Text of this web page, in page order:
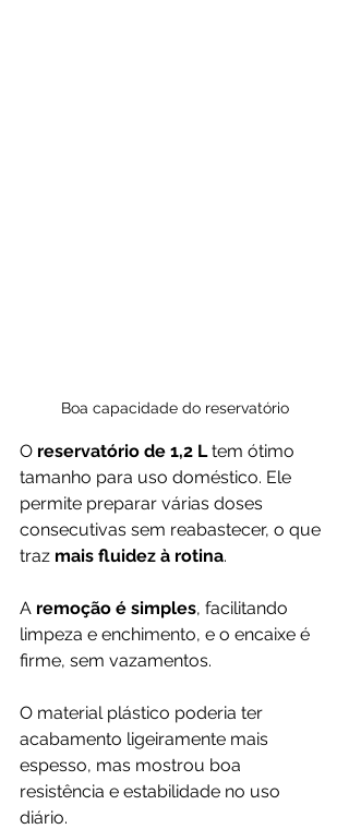
Boa capacidade do reservatório
O reservatório de 1,2 L tem ótimo
tamanho para uso doméstico. Ele
permite preparar várias doses
consecutivas sem reabastecer, o que
traz mais fluidez à rotina.
A remoção é simples, facilitando
limpeza e enchimento, e o encaixe é
firme, sem vazamentos.
O material plástico poderia ter
acabamento ligeiramente mais
espesso, mas mostrou boa
resistência e estabilidade no uso
diário.